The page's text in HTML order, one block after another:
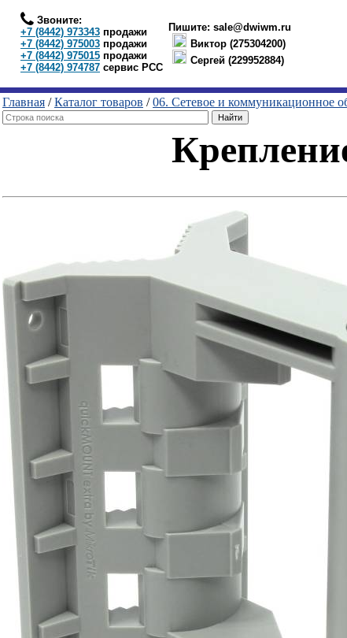
Звоните:
+7 (8442) 973343 продажи
+7 (8442) 975003 продажи
+7 (8442) 975015 продажи
+7 (8442) 974787 сервис РСС
Пишите: sale@dwiwm.ru
Виктор (275304200)
Сергей (229952884)
Главная /Каталог товаров /06. Сетевое и коммуникационное